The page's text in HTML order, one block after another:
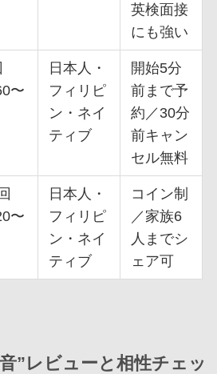
英検面接
にも強い
〜
日本人・
フィリピ
ン・ネイ
ティブ
開始5分
前まで予
約／30分
前キャン
セル無料
〜
日本人・
フィリピ
ン・ネイ
ティブ
コイン制
／家族6
人までシ
ェア可
”レビューと相性チェッ